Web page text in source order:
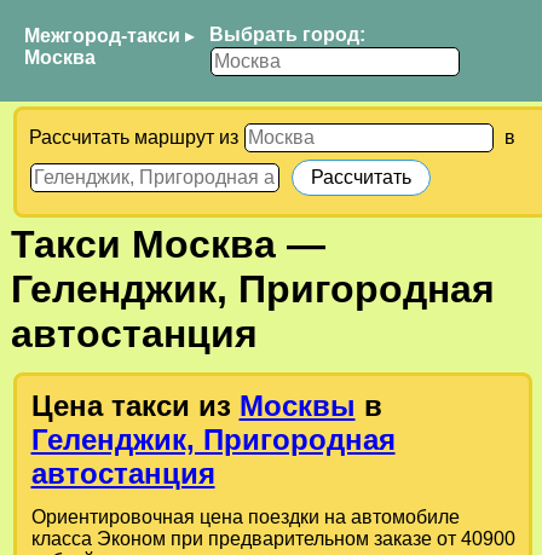
Межгород-такси ▸
Москва
Выбрать город:
Рассчитать маршрут из в
Такси Москва—
Геленджик, Пригородная
автостанция
Цена такси из Москвы в
Геленджик, Пригородная
автостанция
Ориентировочная цена поездки на автомобиле
класса Эконом при предварительном заказе от 40900